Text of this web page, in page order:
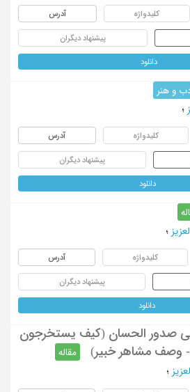
کلیدواژه آدرس
پیشنهاد دیگران
دانلود
و هنر
؛
کلیدواژه آدرس
پیشنهاد دیگران
دانلود
؛
کلیدواژه آدرس
پیشنهاد دیگران
دانلود
صدور الحسان (کیف یستخرجون
- وصف مشاهر خبیر)
مقاله
؛